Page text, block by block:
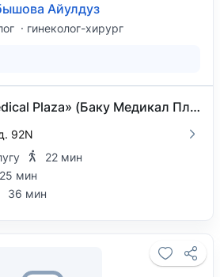
Айулдуз
гинеколог-хирург
Клиника «Baku Medical Plaza» (Баку Медикал Плаза) на проспекте Бабека
92N
22 мин
25 мин
36 мин